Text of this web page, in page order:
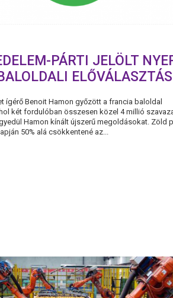
PÁRTI JELÖLT
ígérő Benoit Hamon győzött a francia baloldal
két fordulóban összesen közel 4 millió
Hamon kínált újszerű megoldásokat. Zöld
50% alá csökkentené az...